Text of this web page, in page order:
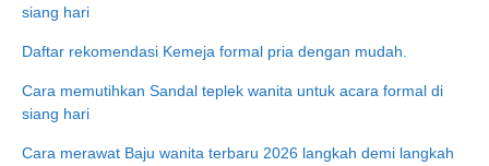
siang hari
Daftar rekomendasi Kemeja formal pria dengan mudah.
Cara memutihkan Sandal teplek wanita untuk acara formal di
siang hari
Cara merawat Baju wanita terbaru 2026 langkah demi langkah